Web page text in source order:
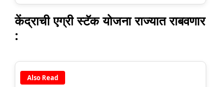
केंद्राची एग्री स्टॅक योजना राज्यात राबवणार
:
Also Read